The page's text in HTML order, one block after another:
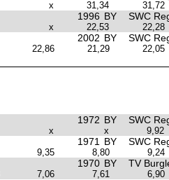
x 31,34 31,72
1996 BY SWC
x 22,53 22,28
2002 BY SWC
22,86 21,29 22,05
1972 BY SWC
x x 9,92
1971 BY SWC
9,35 8,80 9,24
1970 BY TV
7,06 7,61 6,90